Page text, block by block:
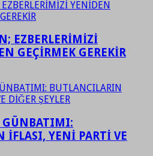
EZBERLERİMİZİ
GEÇİRMEK GEREKİR
GÜNBATIMI:
İFLASI, YENİ PARTİ VE